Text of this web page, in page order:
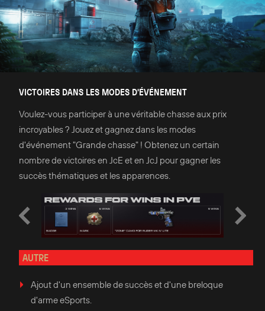
VICTOIRES DANS LES MODES D'ÉVÉNEMENT
Voulez-vous participer à une véritable chasse aux prix
incroyables ? Jouez et gagnez dans les modes
d'événement "Grande chasse" ! Obtenez un certain
nombre de victoires en JcE et en JcJ pour gagner les
succès thématiques et les apparences.
AUTRE
Ajout d'un ensemble de succès et d'une breloque
d'arme eSports.